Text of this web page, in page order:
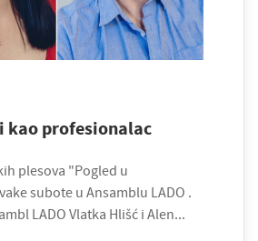
kao profesionalac
plesova "Pogled u
subote u Ansamblu LADO .
LADO Vlatka Hlišć i Alen...